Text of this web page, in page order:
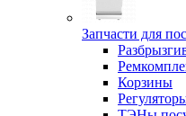
Запчасти для
Корзины